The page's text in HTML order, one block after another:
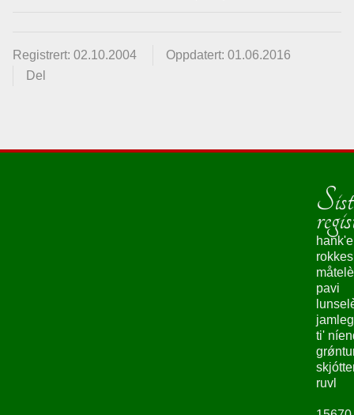
Registrert: 02.10.2004
Oppdatert: 01.06.2016
Del
hank'e
pavi
ti'
ruvl